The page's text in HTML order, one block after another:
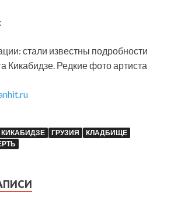
стали известны подробности
Кикабидзе. Редкие фото артиста
КИКАБИДЗЕ ГРУЗИЯ
КЛАДБИЩЕ